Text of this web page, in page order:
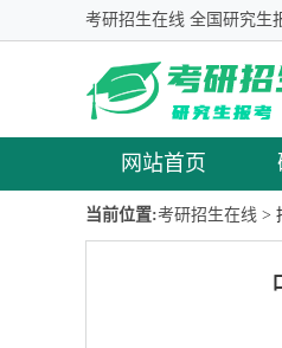
考研招生在线 全国研究生
网站首页
当前位置:考研招生在线 >